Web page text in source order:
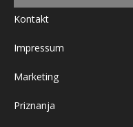
Kontakt
Impressum
Marketing
Priznanja